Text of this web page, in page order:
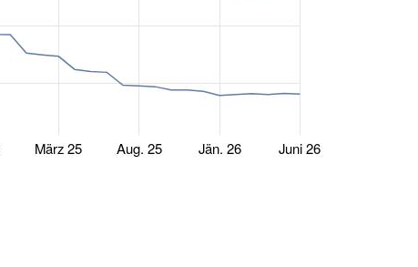
März 25 Aug. 25 Jän. 26 Juni 26